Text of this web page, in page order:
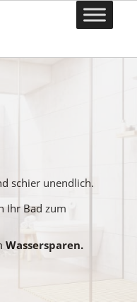
schier unendlich.
Ihr Bad zum
Wassersparen.